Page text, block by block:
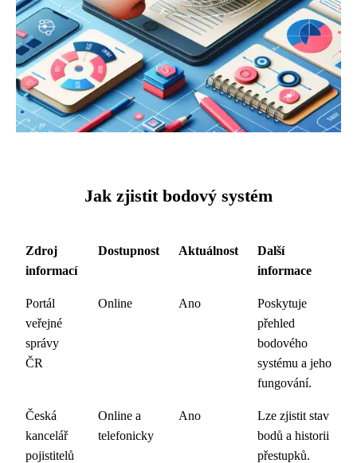
Jak zjistit bodový systém
Zdroj
informací
Dostupnost Aktuálnost
Další
informace
Portál
veřejné
správy
ČR
Online Ano
Poskytuje
přehled
bodového
systému a jeho
fungování.
Česká
kancelář
pojistitelů
Online a
telefonicky
Ano
Lze zjistit stav
bodů a historii
přestupků.